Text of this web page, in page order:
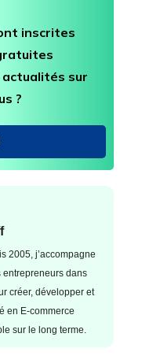
inscrites
sur
?
2005, j’accompagne
entrepreneurs dans
créer, développer et
en E-commerce
sur le long terme.